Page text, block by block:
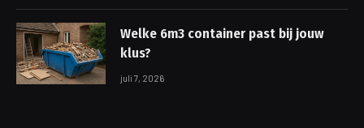
Welke 6m3 container past bij jouw
klus?
juli 7, 2026